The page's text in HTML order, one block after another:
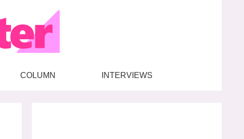
COLUMN INTERVIEWS